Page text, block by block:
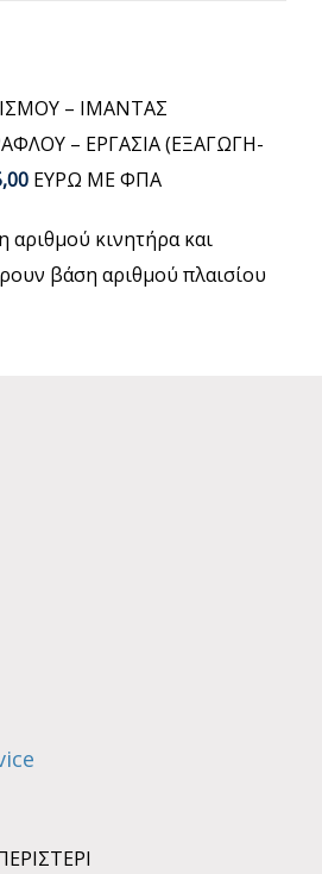
– ΙΜΑΝΤΑΣ
– ΕΡΓΑΣΙΑ (ΕΞΑΓΩΓΗ-
ΕΥΡΩ ΜΕ ΦΠΑ
αριθμού κινητήρα και
βάση αριθμού πλαισίου